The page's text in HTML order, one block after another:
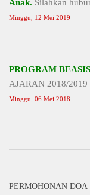
Anak. Silahkan
Minggu, 12 Mei 2019
PROGRAM
AJARAN 2018/2019
Minggu, 06 Mei 2018
PERMOHONAN DOA